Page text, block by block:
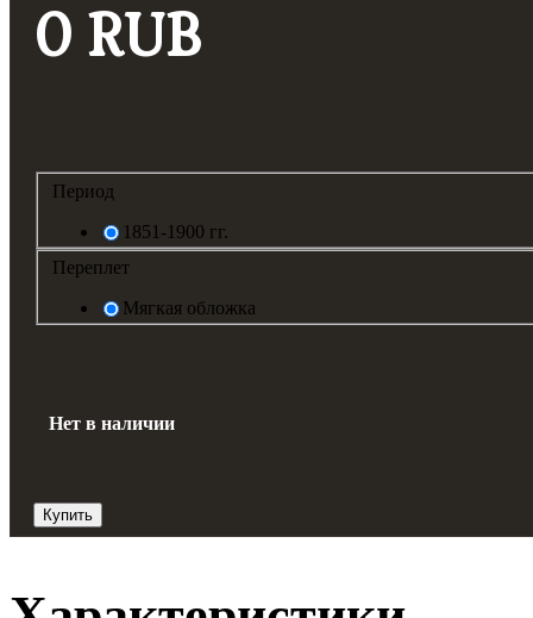
0 RUB
Период
1851-1900 гг.
Переплет
Мягкая обложка
Нет в наличии
Купить